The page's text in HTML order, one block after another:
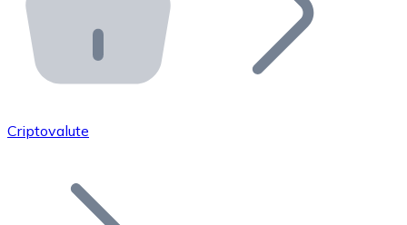
API Bitnovo
Integre nossa API no seu ecossistema.
Junte-se à nossa rede de revendedores e comercialize
Adicione o token do seu projeto ao nosso serviço de
Criptovalute